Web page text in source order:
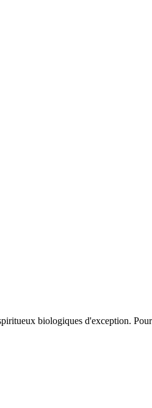
biologiques d'exception.